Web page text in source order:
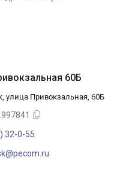
60Б
улица Привокзальная, 60Б
32-0-55